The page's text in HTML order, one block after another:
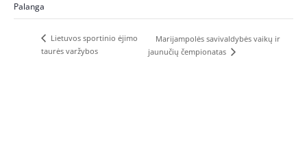
Palanga
Lietuvos sportinio ėjimo
taurės varžybos
Marijampolės savivaldybės vaikų ir
jaunučių čempionatas